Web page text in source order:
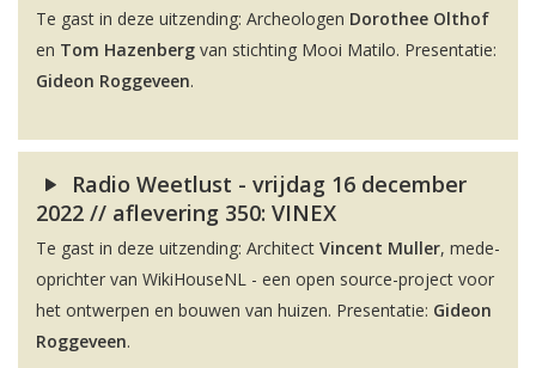
Te gast in deze uitzending: Archeologen Dorothee Olthof
en Tom Hazenberg van stichting Mooi Matilo. Presentatie:
Gideon Roggeveen.
Radio Weetlust - vrijdag 16 december
2022 // aflevering 350: VINEX
Te gast in deze uitzending: Architect Vincent Muller, mede-
oprichter van WikiHouseNL - een open source-project voor
het ontwerpen en bouwen van huizen. Presentatie: Gideon
Roggeveen.